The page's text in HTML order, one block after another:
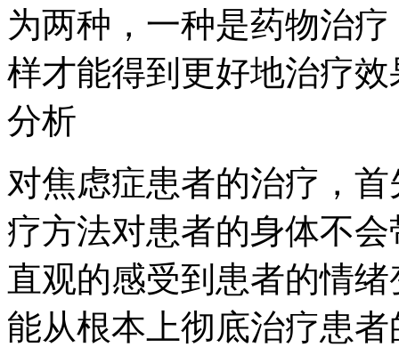
为两种，一种是药物治
样才能得到更好地治疗
分析
对焦虑症患者的治疗，
疗方法对患者的身体不
直观的感受到患者的情
能从根本上彻底治疗患